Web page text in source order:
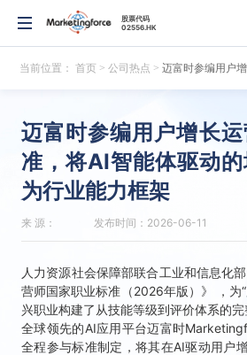
股票代码
02556.HK
当前位置： 首页 > 公司热点 > 迈富时参编用户增长运营师国家级
迈富时参编用户增长
准，将AI智能体驱动
为行业能力框架
来 源： 发布时间：2026-06-11
人力资源社会保障部联合工业和信息化
营师国家职业标准（2026年版）》 ，为
兴职业构建了从技能等级到评价体系的完
全球领先的AI应用平台迈富时
全程参与标准制定，将其在AI驱动用户
股票代码
02556.HK